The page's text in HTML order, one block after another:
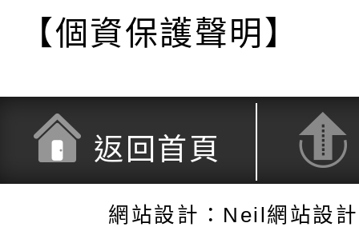
【個資保護聲明】
返回首頁
網站設計：Neil網站設